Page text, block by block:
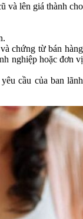
và lên giá thành cho
chứng từ bán hàng
nghiệp hoặc đơn vị
cầu của ban lãnh